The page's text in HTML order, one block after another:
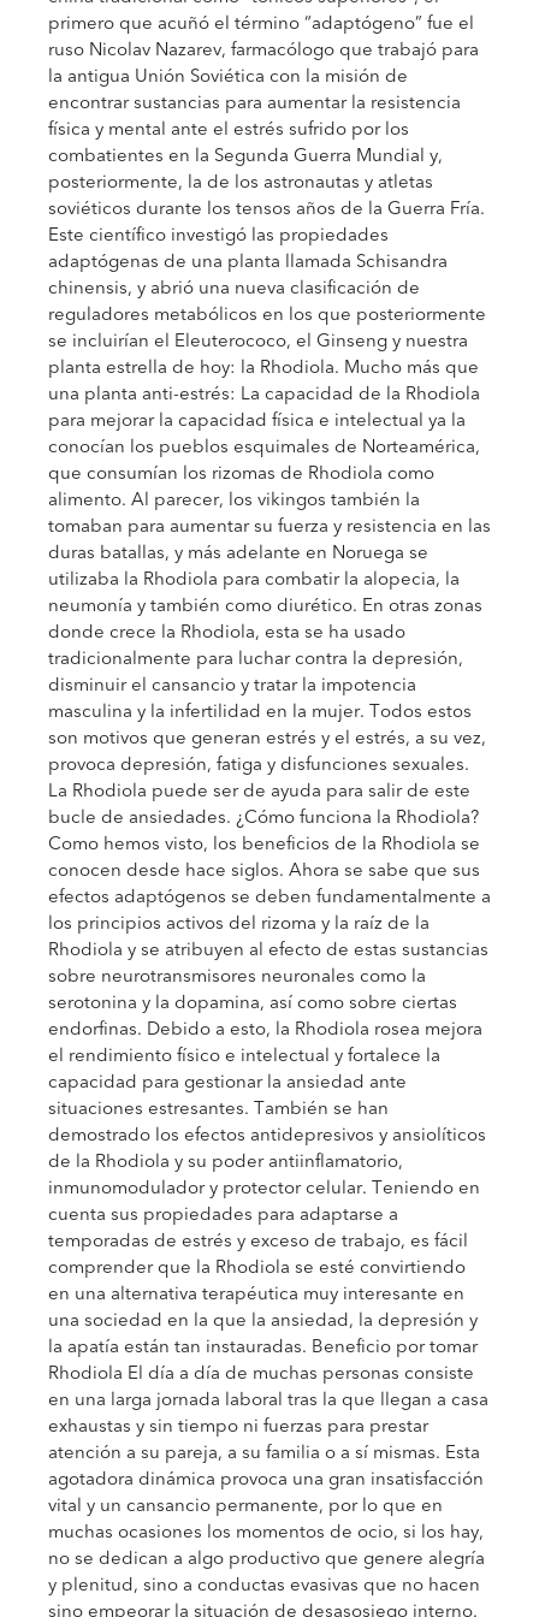
primero que acuñó el término “adaptógeno” fue el
ruso Nicolav Nazarev, farmacólogo que trabajó para
la antigua Unión Soviética con la misión de
encontrar sustancias para aumentar la resistencia
física y mental ante el estrés sufrido por los
combatientes en la Segunda Guerra Mundial y,
posteriormente, la de los astronautas y atletas
soviéticos durante los tensos años de la Guerra Fría.
Este científico investigó las propiedades
adaptógenas de una planta llamada Schisandra
chinensis, y abrió una nueva clasificación de
reguladores metabólicos en los que posteriormente
se incluirían el Eleuterococo, el Ginseng y nuestra
planta estrella de hoy: la Rhodiola. Mucho más que
una planta anti-estrés: La capacidad de la Rhodiola
para mejorar la capacidad física e intelectual ya la
conocían los pueblos esquimales de Norteamérica,
que consumían los rizomas de Rhodiola como
alimento. Al parecer, los vikingos también la
tomaban para aumentar su fuerza y resistencia en las
duras batallas, y más adelante en Noruega se
utilizaba la Rhodiola para combatir la alopecia, la
neumonía y también como diurético. En otras zonas
donde crece la Rhodiola, esta se ha usado
tradicionalmente para luchar contra la depresión,
disminuir el cansancio y tratar la impotencia
masculina y la infertilidad en la mujer. Todos estos
son motivos que generan estrés y el estrés, a su vez,
provoca depresión, fatiga y disfunciones sexuales.
La Rhodiola puede ser de ayuda para salir de este
bucle de ansiedades. ¿Cómo funciona la Rhodiola?
Como hemos visto, los beneficios de la Rhodiola se
conocen desde hace siglos. Ahora se sabe que sus
efectos adaptógenos se deben fundamentalmente a
los principios activos del rizoma y la raíz de la
Rhodiola y se atribuyen al efecto de estas sustancias
sobre neurotransmisores neuronales como la
serotonina y la dopamina, así como sobre ciertas
endorfinas. Debido a esto, la Rhodiola rosea mejora
el rendimiento físico e intelectual y fortalece la
capacidad para gestionar la ansiedad ante
situaciones estresantes. También se han
demostrado los efectos antidepresivos y ansiolíticos
de la Rhodiola y su poder antiinflamatorio,
inmunomodulador y protector celular. Teniendo en
cuenta sus propiedades para adaptarse a
temporadas de estrés y exceso de trabajo, es fácil
comprender que la Rhodiola se esté convirtiendo
en una alternativa terapéutica muy interesante en
una sociedad en la que la ansiedad, la depresión y
la apatía están tan instauradas. Beneficio por tomar
Rhodiola El día a día de muchas personas consiste
en una larga jornada laboral tras la que llegan a casa
exhaustas y sin tiempo ni fuerzas para prestar
atención a su pareja, a su familia o a sí mismas. Esta
agotadora dinámica provoca una gran insatisfacción
vital y un cansancio permanente, por lo que en
muchas ocasiones los momentos de ocio, si los hay,
no se dedican a algo productivo que genere alegría
y plenitud, sino a conductas evasivas que no hacen
sino empeorar la situación de desasosiego interno.